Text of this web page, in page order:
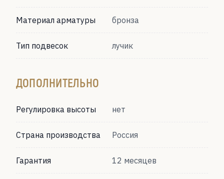
Материал арматуры бронза
Тип подвесок лучик
ДОПОЛНИТЕЛЬНО
Регулировка высоты нет
Страна производства Россия
Гарантия 12 месяцев